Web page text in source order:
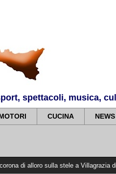
spettacoli, musica,
CUCINA NEWS
stele a Villagrazia di Carini >>>>>